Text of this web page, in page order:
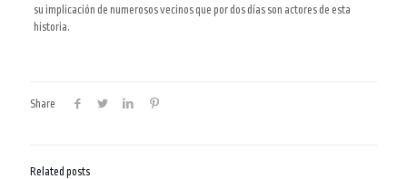
su implicación de numerosos vecinos que por dos días son actores de esta
historia.
Share
Related posts